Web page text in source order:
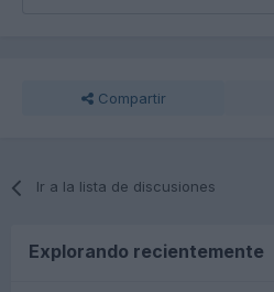
Compartir
Ir a la lista de discusiones
Explorando recientemente